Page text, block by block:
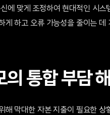
맞게 조정하여 현대적인 시스
게 하고 오류 가능성을 줄이는
의 통합 부담
해 막대한 자본 지출이 필요한